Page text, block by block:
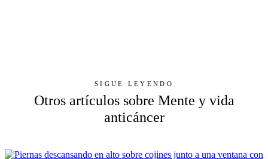
SIGUE LEYENDO
Otros artículos sobre Mente y vida
anticáncer